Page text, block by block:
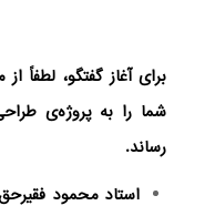
برای آغاز گفتگو، لطفاً
شما را به پروژه‌ی
رساند.
استاد محمود